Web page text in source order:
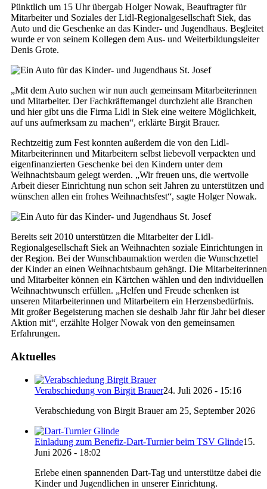
Pünktlich um 15 Uhr übergab Holger Nowak, Beauftragter für
Mitarbeiter und Soziales der Lidl-Regionalgesellschaft Siek, das
Auto und die Geschenke an das Kinder- und Jugendhaus. Begleitet
wurde er von seinem Kollegen dem Aus- und Weiterbildungsleiter
Denis Grote.
„Mit dem Auto suchen wir nun auch gemeinsam Mitarbeiterinnen
und Mitarbeiter. Der Fachkräftemangel durchzieht alle Branchen
und hier gibt uns die Firma Lidl in Siek eine weitere Möglichkeit,
auf uns aufmerksam zu machen“, erklärte Birgit Brauer.
Rechtzeitig zum Fest konnten außerdem die von den Lidl-
Mitarbeiterinnen und Mitarbeitern selbst liebevoll verpackten und
eigenfinanzierten Geschenke bei den Kindern unter dem
Weihnachtsbaum gelegt werden. „Wir freuen uns, die wertvolle
Arbeit dieser Einrichtung nun schon seit Jahren zu unterstützen und
wünschen allen ein frohes Weihnachtsfest“, sagte Holger Nowak.
Bereits seit 2010 unterstützen die Mitarbeiter der Lidl-
Regionalgesellschaft Siek an Weihnachten soziale Einrichtungen in
der Region. Bei der Wunschbaumaktion werden die Wunschzettel
der Kinder an einen Weihnachtsbaum gehängt. Die Mitarbeiterinnen
und Mitarbeiter können ein Kärtchen wählen und den individuellen
Weihnachtwunsch erfüllen. „Helfen und Freude schenken ist
unseren Mitarbeiterinnen und Mitarbeitern ein Herzensbedürfnis.
Mit großer Begeisterung machen sie deshalb Jahr für Jahr bei dieser
Aktion mit“, erzählte Holger Nowak von den gemeinsamen
Erfahrungen.
Aktuelles
Verabschiedung von Birgit Brauer24. Juli 2026 - 15:16
Verabschiedung von Birgit Brauer am 25, September 2026
Einladung zum Benefiz-Dart-Turnier beim TSV Glinde15.
Juni 2026 - 18:02
Erlebe einen spannenden Dart-Tag und unterstütze dabei die
Kinder und Jugendlichen in unserer Einrichtung.